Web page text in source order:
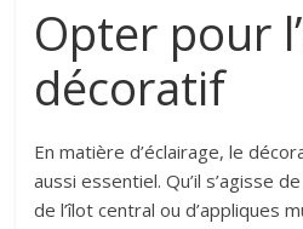
Opter pour
décoratif
En matière d’éclairage, le
aussi essentiel. Qu’il s’agisse
de l’îlot central ou d’appliques